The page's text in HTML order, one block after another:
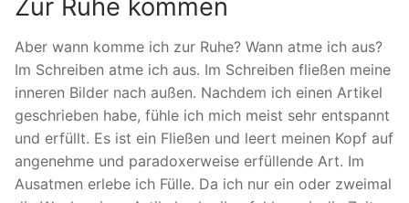
Zur Ruhe kommen
Aber wann komme ich zur Ruhe? Wann atme ich aus?
Im Schreiben atme ich aus. Im Schreiben fließen meine
inneren Bilder nach außen. Nachdem ich einen Artikel
geschrieben habe, fühle ich mich meist sehr entspannt
und erfüllt. Es ist ein Fließen und leert meinen Kopf auf
angenehme und paradoxerweise erfüllende Art. Im
Ausatmen erlebe ich Fülle. Da ich nur ein oder zweimal